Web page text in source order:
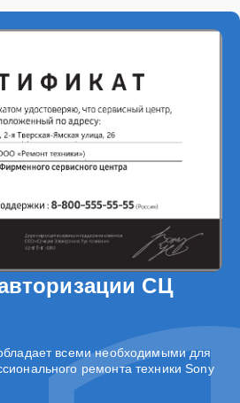
СЦ
всеми необходимыми для
ремонта техники Sony